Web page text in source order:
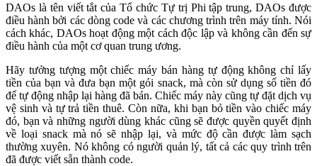
DAOs là tên viết tắt của Tổ chức Tự trị Phi tập trung, DAOs được
điều hành bởi các dòng code và các chương trình trên máy tính. Nói
cách khác, DAOs hoạt động một cách độc lập và không cần đến sự
điều hành của một cơ quan trung ương.
Hãy tưởng tượng một chiếc máy bán hàng tự động không chỉ lấy
tiền của bạn và đưa bạn một gói snack, mà còn sử dụng số tiền đó
để tự động nhập lại hàng đã bán. Chiếc máy này cũng tự đặt dịch vụ
vệ sinh và tự trả tiền thuê. Còn nữa, khi bạn bỏ tiền vào chiếc máy
đó, bạn và những người dùng khác cũng sẽ được quyền quyết định
về loại snack mà nó sẽ nhập lại, và mức độ cần được làm sạch
thường xuyên. Nó không có người quản lý, tất cả các quy trình trên
đã được viết sẵn thành code.